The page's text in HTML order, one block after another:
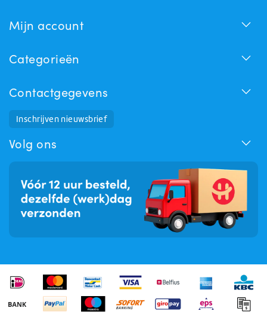
Mijn account
Categorieën
Contactgegevens
Inschrijven nieuwsbrief
Volg ons